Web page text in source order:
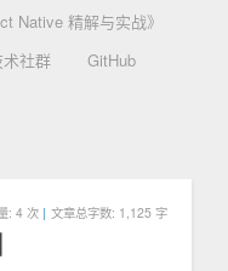
Native 精解与实战》
社群
GitHub
: 4 次 | 文章总字数: 1,125 字